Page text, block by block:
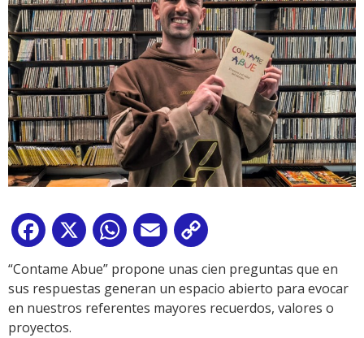
Facebook
X WhatsApp
Email
Link
“Contame Abue” propone unas cien preguntas que en
sus respuestas generan un espacio abierto para evocar
en nuestros referentes mayores recuerdos, valores o
proyectos.